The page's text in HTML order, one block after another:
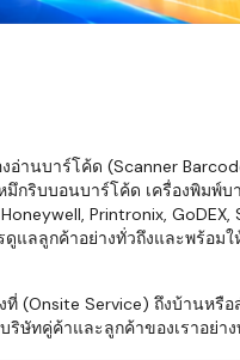
านบาร์โค้ด (Scanner
กริบบอนบาร์โค้ด เครื่องพิมพ์
Printronix, GoDEX,
แลลูกค้าอย่างทั่วถึงและพร้อม
(Onsite Service) ถึงบ้านหรือ
ษัทคู่ค้าและลูกค้าของเราอย่าง